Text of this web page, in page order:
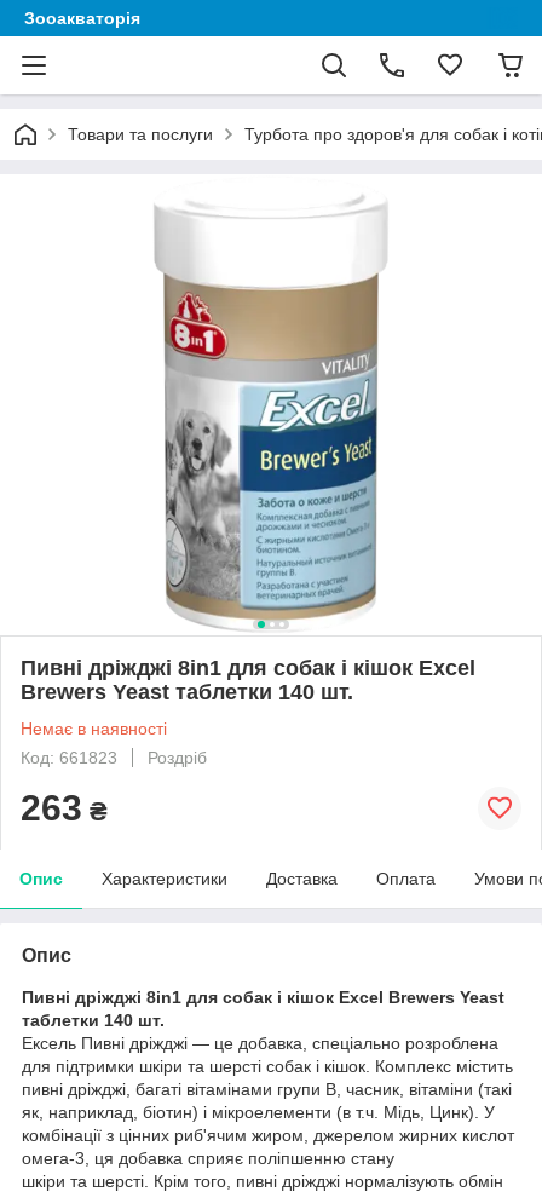
Зооакваторія
Товари та послуги Турбота про здоров'я для собак і
Пивні дріжджі 8in1 для собак і кішок Excel
Brewers Yeast таблетки 140 шт.
Немає в наявності
Код: 661823
Роздріб
263 ₴
Опис Характеристики Доставка Оплата Умови
Опис
Пивні дріжджі 8in1 для собак і кішок Excel Brewers Yeast
таблетки 140 шт.
Ексель Пивні дріжджі — це добавка, спеціально розроблена
для підтримки шкіри та шерсті собак і кішок. Комплекс містить
пивні дріжджі, багаті вітамінами групи B, часник, вітаміни (такі
як, наприклад, біотин) і мікроелементи (в т.ч. Мідь, Цинк). У
комбінації з цінних риб'ячим жиром, джерелом жирних кислот
омега-3, ця добавка сприяє поліпшенню стану
шкіри та шерсті. Крім того, пивні дріжджі нормалізують обмін